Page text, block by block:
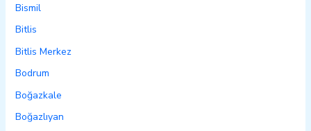
Bismil
Bitlis
Bitlis Merkez
Bodrum
Boğazkale
Boğazlıyan